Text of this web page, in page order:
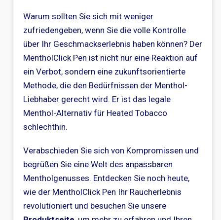
Warum sollten Sie sich mit weniger
zufriedengeben, wenn Sie die volle Kontrolle
über Ihr Geschmackserlebnis haben können? Der
MentholClick Pen ist nicht nur eine Reaktion auf
ein Verbot, sondern eine zukunftsorientierte
Methode, die den Bedürfnissen der Menthol-
Liebhaber gerecht wird. Er ist das legale
Menthol-Alternativ für Heated Tobacco
schlechthin.
Verabschieden Sie sich von Kompromissen und
begrüßen Sie eine Welt des anpassbaren
Mentholgenusses. Entdecken Sie noch heute,
wie der MentholClick Pen Ihr Raucherlebnis
revolutioniert und besuchen Sie unsere